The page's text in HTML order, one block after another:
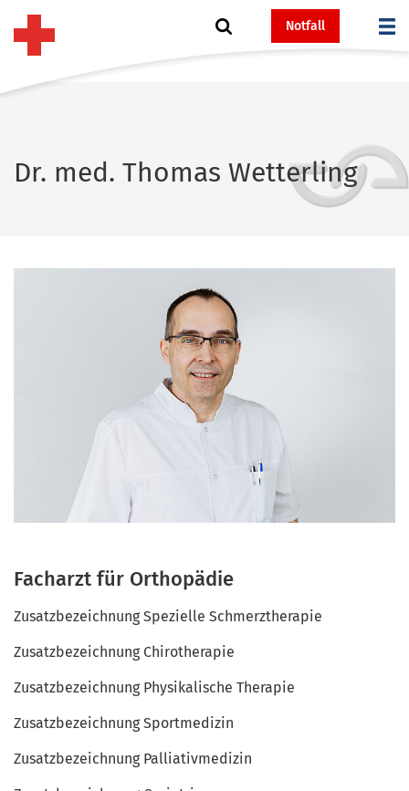
Notfall
Dr. med. Thomas Wetterling
Facharzt für Orthopädie
Zusatzbezeichnung Spezielle Schmerztherapie
Zusatzbezeichnung Chirotherapie
Zusatzbezeichnung Physikalische Therapie
Zusatzbezeichnung Sportmedizin
Zusatzbezeichnung Palliativmedizin